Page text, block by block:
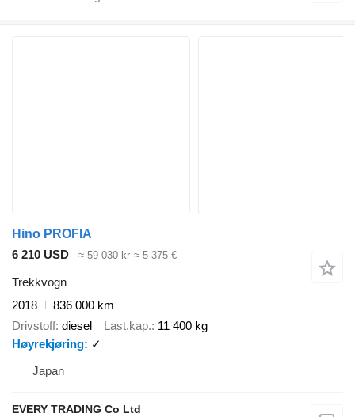
Hino PROFIA
6 210 USD
≈ 59 030 kr ≈ 5 375 €
Trekkvogn
2018
836 000 km
Drivstoff diesel Last.kap. 11 400 kg
Høyrekjøring
✓
Japan
EVERY TRADING Co Ltd